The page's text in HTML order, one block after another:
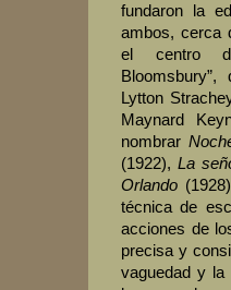
fundaron la
ambos, cerca
el centro
Lytton
Maynard
nombrar
(1922),La
Orlando
técnica de
acciones de
precisa y
vaguedad y la